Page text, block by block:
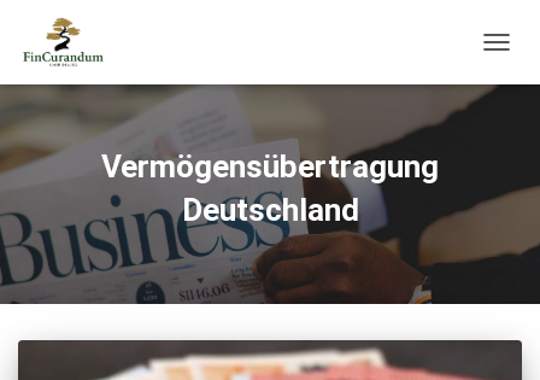
Vermögensübertragung
Deutschland